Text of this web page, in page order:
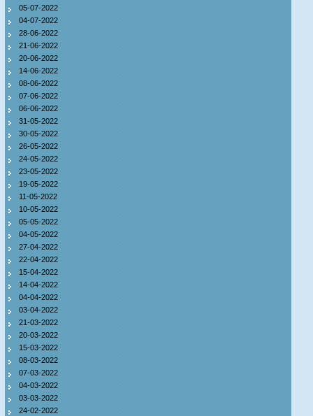
05-07-2022
04-07-2022
28-06-2022
21-06-2022
20-06-2022
14-06-2022
08-06-2022
07-06-2022
06-06-2022
31-05-2022
30-05-2022
26-05-2022
24-05-2022
23-05-2022
19-05-2022
11-05-2022
10-05-2022
05-05-2022
04-05-2022
27-04-2022
22-04-2022
15-04-2022
14-04-2022
04-04-2022
03-04-2022
21-03-2022
20-03-2022
15-03-2022
08-03-2022
07-03-2022
04-03-2022
03-03-2022
24-02-2022